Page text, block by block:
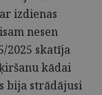
izdienas
nesen
2025 skatīja
kādai
bija strādājusi